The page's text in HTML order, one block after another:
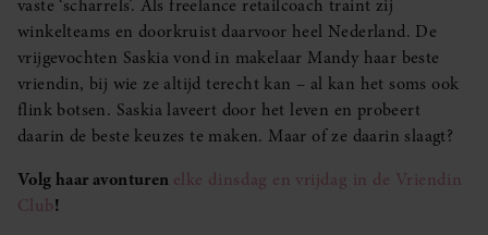
vaste ‘scharrels’. Als freelance retailcoach traint zij
winkelteams en doorkruist daarvoor heel Nederland. De
vrijgevochten Saskia vond in makelaar Mandy haar beste
vriendin, bij wie ze altijd terecht kan – al kan het soms ook
flink botsen. Saskia laveert door het leven en probeert
daarin de beste keuzes te maken. Maar of ze daarin slaagt?
Volg haar avonturen elke dinsdag en vrijdag in de Vriendin
Club!